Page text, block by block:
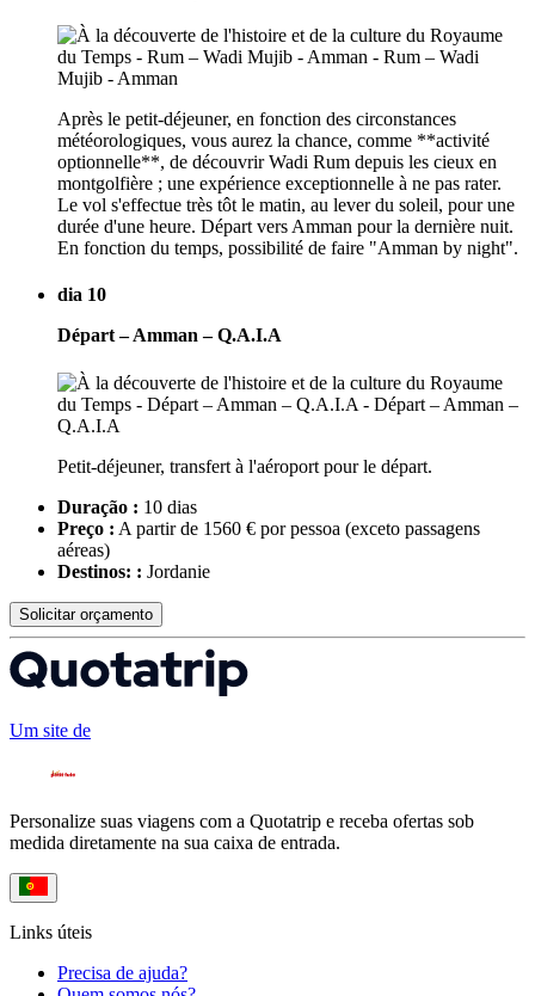
Après le petit-déjeuner, en fonction des circonstances
météorologiques, vous aurez la chance, comme **activité
optionnelle**, de découvrir Wadi Rum depuis les cieux en
montgolfière ; une expérience exceptionnelle à ne pas rater.
Le vol s'effectue très tôt le matin, au lever du soleil, pour une
durée d'une heure. Départ vers Amman pour la dernière nuit.
En fonction du temps, possibilité de faire "Amman by night".
dia 10
Départ – Amman – Q.A.I.A
Petit-déjeuner, transfert à l'aéroport pour le départ.
Duração : 10 dias
Preço : A partir de 1560 € por pessoa (exceto passagens
aéreas)
Destinos: : Jordanie
Solicitar orçamento
Um site de
Personalize suas viagens com a Quotatrip e receba ofertas sob
medida diretamente na sua caixa de entrada.
Links úteis
Precisa de ajuda?